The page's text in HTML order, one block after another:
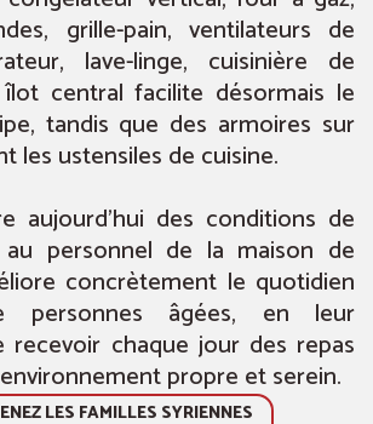
grille-pain, ventilateurs de
lave-linge, cuisinière de
central facilite désormais le
tandis que des armoires sur
les ustensiles de cuisine.
aujourd’hui des conditions de
personnel de la maison de
concrètement le quotidien
personnes âgées, en leur
recevoir chaque jour des repas
propre et serein.
LES FAMILLES SYRIENNES